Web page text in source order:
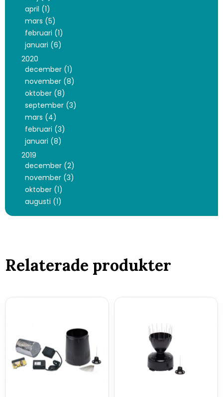
april (1)
mars (5)
februari (1)
januari (6)
2020
december (1)
november (8)
oktober (8)
september (3)
mars (4)
februari (3)
januari (8)
2019
december (2)
november (3)
oktober (1)
augusti (1)
Relaterade produkter